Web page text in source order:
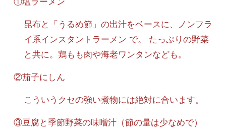
昆布と「うるめ節」の出汁をベースに、ノンフラ
イ系インスタントラーメン で。 たっぷりの野菜
と共に。鶏もも肉や海老ワンタンなども。
②茄子にしん
こういうクセの強い煮物には絶対に合います。
③豆腐と季節野菜の味噌汁（節の量は少なめで）